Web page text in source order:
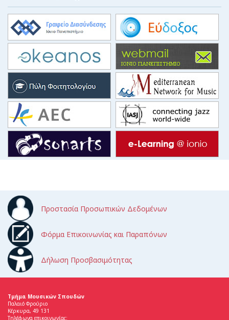
Προστασία Προσωπικών Δεδομένων
Φόρμα Επικοινωνίας και Παραπόνων
Δήλωση Προσβασιμότητας
Τμήμα Μουσικών Σπουδών
Παλαιό Φρούριο
Κέρκυρα, 49 131
Τηλέφωνα επικοινωνίας: